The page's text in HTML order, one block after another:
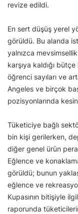
revize edildi.
En sert düşüş yerel
görüldü. Bu alanda
yalnızca
karşıya kaldığı
öğrenci sayıları ve
Angeles ve birçok
pozisyonlarında
Tüketiciye bağlı
bin kişi gerilerken,
diğer genel ürün
Eğlence ve
görüldü; bunun
eğlence ve
Kupasının bitişiyle
raporunda